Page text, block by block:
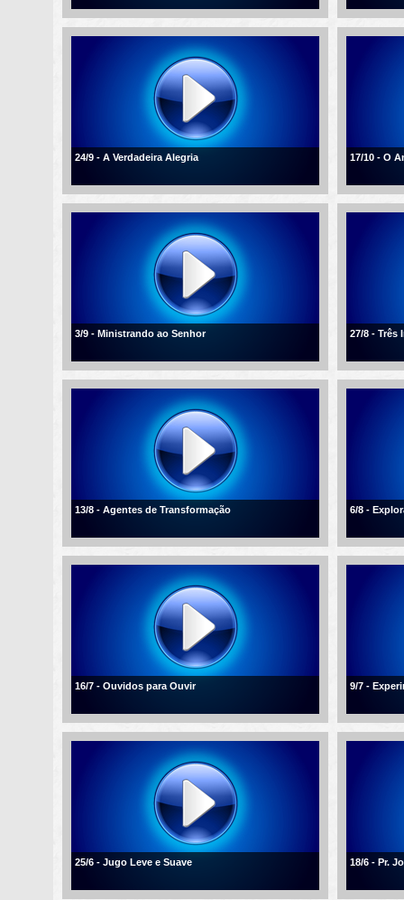
24/9 - A Verdadeira Alegria 17/10 - O
3/9 - Ministrando ao Senhor 27/8 - Três
13/8 - Agentes de Transformação 6/8 -
16/7 - Ouvidos para Ouvir 9/7 -
25/6 - Jugo Leve e Suave 18/6 - Pr.